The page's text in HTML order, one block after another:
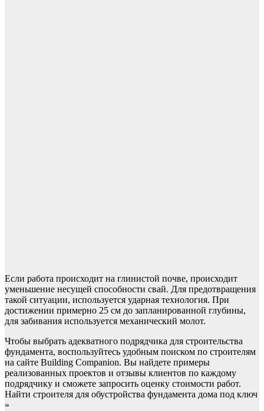
Если работа происходит на глинистой почве, происходит
уменьшение несущей способности свай. Для предотвращения
такой ситуации, используется ударная технология. При
достижении примерно 25 см до запланированной глубины,
для забивания используется механический молот.
Чтобы выбрать адекватного подрядчика для строительства
фундамента, воспользуйтесь удобным поиском по строителям
на сайте Building Companion. Вы найдете примеры
реализованных проектов и отзывы клиентов по каждому
подрядчику и сможете запросить оценку стоимости работ.
Найти строителя для обустройства фундамента дома под ключ
»